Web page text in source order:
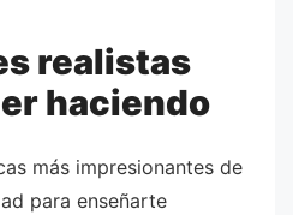
realistas
haciendo
más impresionantes de
para enseñarte